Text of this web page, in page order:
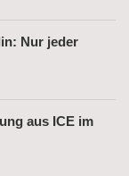
Nur jeder
aus ICE im